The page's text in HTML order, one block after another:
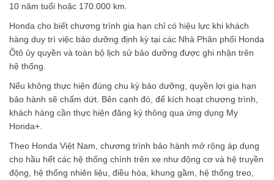
10 năm tuổi hoặc 170.000 km.
Honda cho biết chương trình gia hạn chỉ có hiệu lực khi khách
hàng duy trì việc bảo dưỡng định kỳ tại các Nhà Phân phối Honda
Ôtô ủy quyền và toàn bộ lịch sử bảo dưỡng được ghi nhận trên
hệ thống.
Nếu không thực hiện đúng chu kỳ bảo dưỡng, quyền lợi gia hạn
bảo hành sẽ chấm dứt. Bên cạnh đó, để kích hoạt chương trình,
khách hàng cần thực hiện đăng ký thông qua ứng dụng My
Honda+.
Theo Honda Việt Nam, chương trình bảo hành mở rộng áp dụng
cho hầu hết các hệ thống chính trên xe như động cơ và hệ truyền
động, hệ thống nhiên liệu, điều hòa, khung gầm, hệ thống treo,